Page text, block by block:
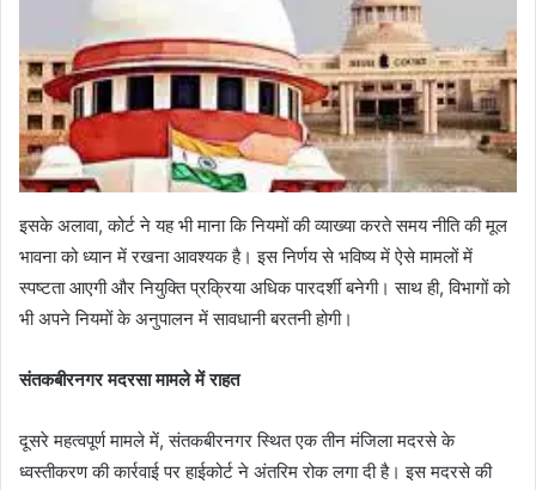
इसके अलावा, कोर्ट ने यह भी माना कि नियमों की व्याख्या करते समय नीति की मूल
भावना को ध्यान में रखना आवश्यक है। इस निर्णय से भविष्य में ऐसे मामलों में
स्पष्टता आएगी और नियुक्ति प्रक्रिया अधिक पारदर्शी बनेगी। साथ ही, विभागों को
भी अपने नियमों के अनुपालन में सावधानी बरतनी होगी।
संतकबीरनगर मदरसा मामले में राहत
दूसरे महत्वपूर्ण मामले में, संतकबीरनगर स्थित एक तीन मंजिला मदरसे के
ध्वस्तीकरण की कार्रवाई पर हाईकोर्ट ने अंतरिम रोक लगा दी है। इस मदरसे की